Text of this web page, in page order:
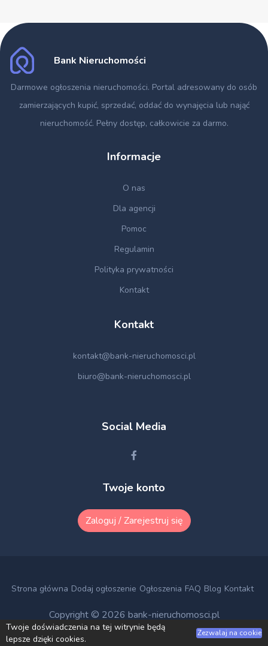
Bank Nieruchomości
Darmowe ogłoszenia nieruchomości. Portal adresowany do osób
zamierzających kupić, sprzedać, oddać do wynajęcia lub nająć
nieruchomość. Pełny dostęp, całkowicie za darmo.
Informacje
O nas
Dla agencji
Pomoc
Regulamin
Polityka prywatności
Kontakt
Kontakt
kontakt@bank-nieruchomosci.pl
biuro@bank-nieruchomosci.pl
Social Media
Twoje konto
Zaloguj / Zarejestruj się
Strona główna Dodaj ogłoszenie Ogłoszenia FAQ Blog Kontakt
Copyright © 2026 bank-nieruchomosci.pl
Twoje doświadczenia na tej witrynie będą
lepsze dzięki cookies.
Zezwalaj na cookie